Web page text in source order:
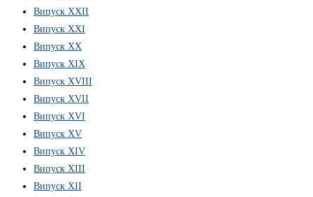
Випуск XXII
Випуск XXI
Випуск XX
Випуск XIX
Випуск XVIII
Випуск XVII
Випуск XVI
Випуск XV
Випуск XIV
Випуск XIII
Випуск XII